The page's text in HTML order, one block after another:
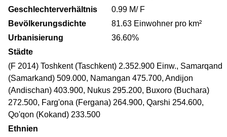
Geschlechterverhältnis
0.99 M/ F
Bevölkerungsdichte
81.63 Einwohner pro km²
Urbanisierung
36.60%
Städte
(F 2014) Toshkent (Taschkent) 2.352.900 Einw., Samarqand
(Samarkand) 509.000, Namangan 475.700, Andijon
(Andischan) 403.900, Nukus 295.200, Buxoro (Buchara)
272.500, Farg'ona (Fergana) 264.900, Qarshi 254.600,
Qo'qon (Kokand) 233.500
Ethnien